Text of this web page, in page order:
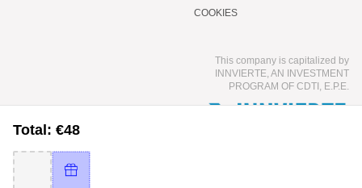
Total: €48
COOKIES
This company is capitalized by
INNVIERTE, AN INVESTMENT
PROGRAM OF CDTI, E.P.E.